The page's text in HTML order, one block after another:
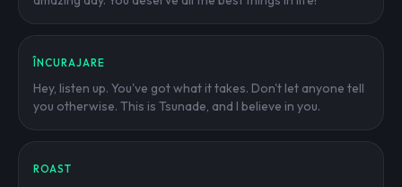
ÎNCURAJARE
Hey, listen up. You've got what it takes. Don't let anyone tell
you otherwise. This is Tsunade, and I believe in you.
ROAST